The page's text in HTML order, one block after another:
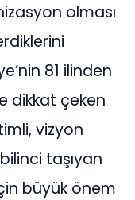
olması
81 ilinden
dikkat çeken
vizyon
taşıyan
büyük önem